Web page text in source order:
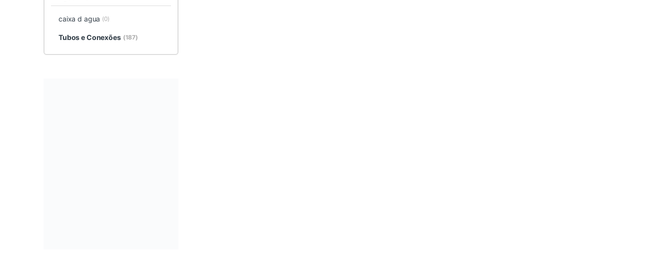
caixa d agua (0)
Tubos e Conexões (187)